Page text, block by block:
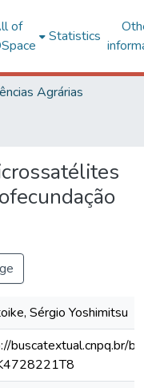
of
Statistics
Agrárias
Sérgio Yoshimitsu
buscatextual.cnpq.br/